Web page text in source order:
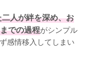
での過程がシンプル
感情移入してしまい